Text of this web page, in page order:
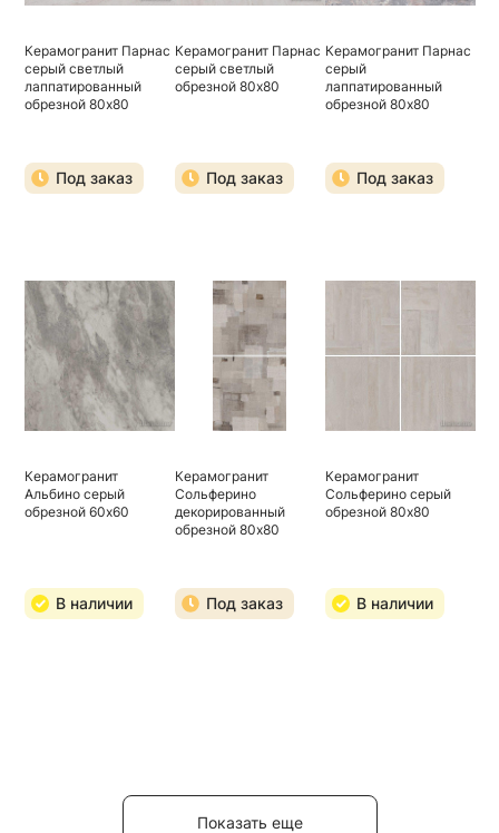
Керамогранит Парнас
серый светлый
лаппатированный
обрезной 80х80
Под заказ
Керамогранит Парнас
серый светлый
обрезной 80х80
Под заказ
Керамогранит Парнас
серый
лаппатированный
обрезной 80х80
Под заказ
Керамогранит
Альбино серый
обрезной 60х60
В наличии
Керамогранит
Сольферино
декорированный
обрезной 80х80
Под заказ
Керамогранит
Сольферино серый
обрезной 80х80
В наличии
Показать еще